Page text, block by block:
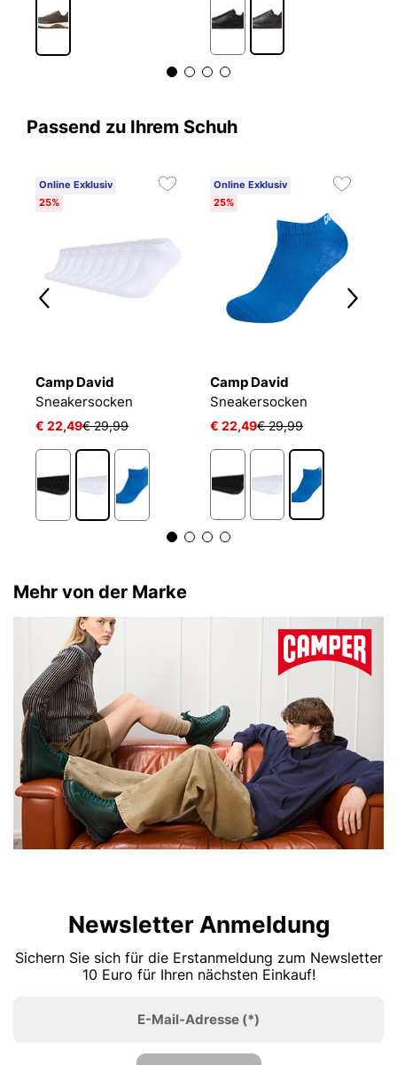
Passend zu Ihrem Schuh
Online Exklusiv
25%
Camp David
Sneakersocken
€ 22,49€ 29,99
Online Exklusiv
25%
Camp David
Sneakersocken
€ 22,49€ 29,99
Mehr von der Marke
Newsletter Anmeldung
Sichern Sie sich für die Erstanmeldung zum Newsletter
10 Euro für Ihren nächsten Einkauf!
E-Mail-Adresse (*)